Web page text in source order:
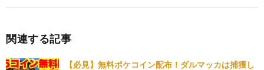
関連する記事
【必見】無料ポケコイン配布！ダルマッカは捕獲し